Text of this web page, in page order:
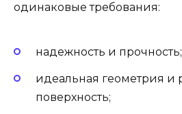
одинаковые требования:
надежность и прочность;
идеальная геометрия и
поверхность;